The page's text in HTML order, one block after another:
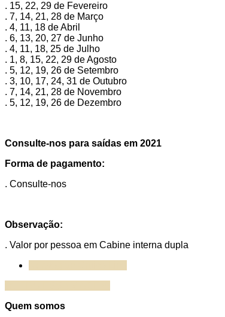
. 15, 22, 29 de Fevereiro
. 7, 14, 21, 28 de Março
. 4, 11, 18 de Abril
. 6, 13, 20, 27 de Junho
. 4, 11, 18, 25 de Julho
. 1, 8, 15, 22, 29 de Agosto
. 5, 12, 19, 26 de Setembro
. 3, 10, 17, 24, 31 de Outubro
. 7, 14, 21, 28 de Novembro
. 5, 12, 19, 26 de Dezembro
Consulte-nos para saídas em 2021
Forma de pagamento:
. Consulte-nos
Observação:
. Valor por pessoa em Cabine interna dupla
Quem somos